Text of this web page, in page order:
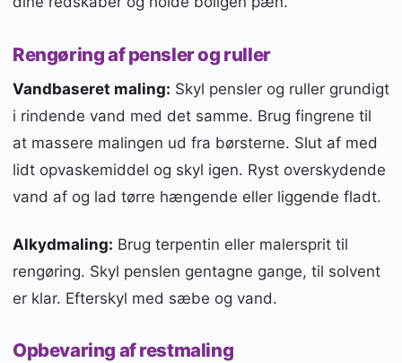
Rengøring af pensler og ruller
Vandbaseret maling: Skyl pensler og ruller grundigt
i rindende vand med det samme. Brug fingrene til
at massere malingen ud fra børsterne. Slut af med
lidt opvaskemiddel og skyl igen. Ryst overskydende
vand af og lad tørre hængende eller liggende fladt.
Alkydmaling: Brug terpentin eller malersprit til
rengøring. Skyl penslen gentagne gange, til solvent
er klar. Efterskyl med sæbe og vand.
Opbevaring af restmaling